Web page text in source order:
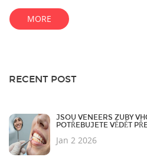
MORE
RECENT POST
JSOU VENEERS ZUBY
POTŘEBUJETE VĚDĚT
Jan 2 2026